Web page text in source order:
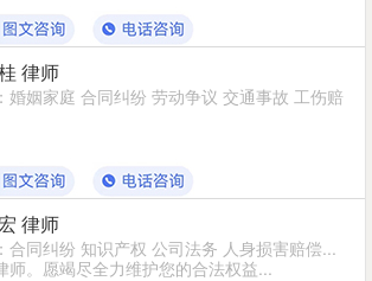
律师
婚姻家庭 合同纠纷 劳动争议 交通事故 工伤赔
律师
合同纠纷 知识产权 公司法务 人身损害赔偿...
师。愿竭尽全力维护您的合法权益...